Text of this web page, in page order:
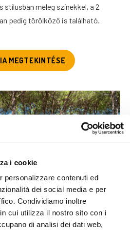
i cookie
personalizzare contenuti ed
dei social media e per
Condividiamo inoltre
cui utilizza il nostro sito con i
di analisi dei dati web,
stílusban meleg színekkel, a 2
pedig törölköző is található.
MEGTEKINTÉSE